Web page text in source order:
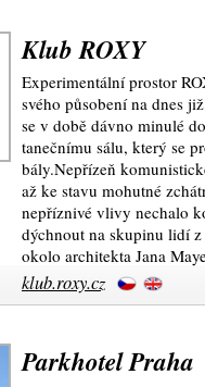
Klub ROXY
Experimentální prostor
svého působení na dnes
se v době dávno minulé
tanečnímu sálu, který se
bály.Nepřízeň
až ke stavu mohutné
nepříznivé vlivy nechalo
dýchnout na skupinu lidí
okolo architekta Jana
klub.roxy.cz
Parkhotel Praha